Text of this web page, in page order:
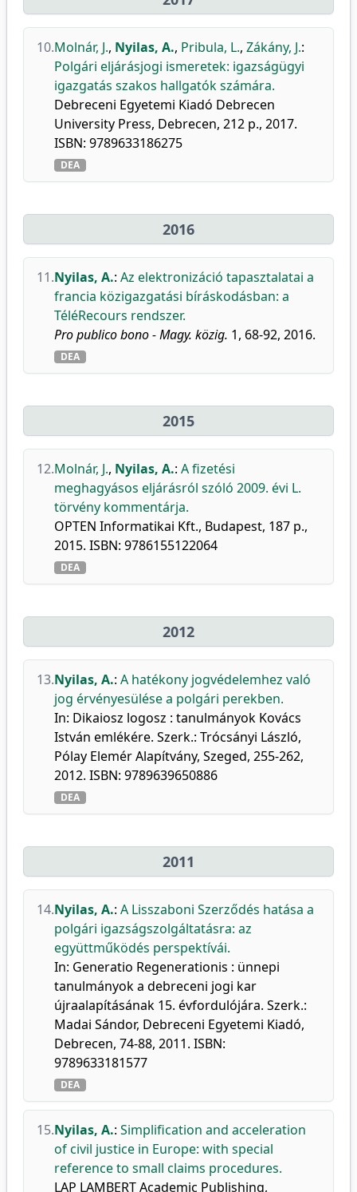
10.Molnár, J., Nyilas, A., Pribula, L., Zákány, J.:
Polgári eljárásjogi ismeretek: igazságügyi
igazgatás szakos hallgatók számára.
Debreceni Egyetemi Kiadó Debrecen
University Press, Debrecen, 212 p., 2017.
ISBN: 9789633186275
DEA
2016
11.Nyilas, A.: Az elektronizáció tapasztalatai a
francia közigazgatási bíráskodásban: a
TéléRecours rendszer.
Pro publico bono - Magy. közig. 1, 68-92, 2016.
DEA
2015
12.Molnár, J., Nyilas, A.: A fizetési
meghagyásos eljárásról szóló 2009. évi L.
törvény kommentárja.
OPTEN Informatikai Kft., Budapest, 187 p.,
2015. ISBN: 9786155122064
DEA
2012
13.Nyilas, A.: A hatékony jogvédelemhez való
jog érvényesülése a polgári perekben.
In: Dikaiosz logosz : tanulmányok Kovács
István emlékére. Szerk.: Trócsányi László,
Pólay Elemér Alapítvány, Szeged, 255-262,
2012. ISBN: 9789639650886
DEA
2011
14.Nyilas, A.: A Lisszaboni Szerződés hatása a
polgári igazságszolgáltatásra: az
együttműködés perspektívái.
In: Generatio Regenerationis : ünnepi
tanulmányok a debreceni jogi kar
újraalapításának 15. évfordulójára. Szerk.:
Madai Sándor, Debreceni Egyetemi Kiadó,
Debrecen, 74-88, 2011. ISBN:
9789633181577
DEA
15.Nyilas, A.: Simplification and acceleration
of civil justice in Europe: with special
reference to small claims procedures.
LAP LAMBERT Academic Publishing,